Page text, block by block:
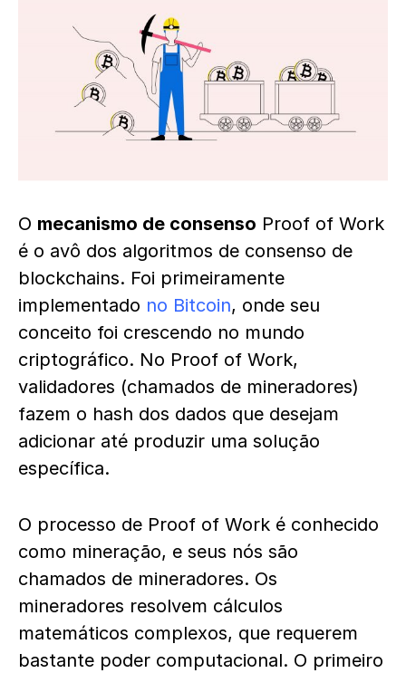
O mecanismo de consenso Proof of Work
é o avô dos algoritmos de consenso de
blockchains. Foi primeiramente
implementado no Bitcoin, onde seu
conceito foi crescendo no mundo
criptográfico. No Proof of Work,
validadores (chamados de mineradores)
fazem o hash dos dados que desejam
adicionar até produzir uma solução
específica.
O processo de Proof of Work é conhecido
como mineração, e seus nós são
chamados de mineradores. Os
mineradores resolvem cálculos
matemáticos complexos, que requerem
bastante poder computacional. O primeiro